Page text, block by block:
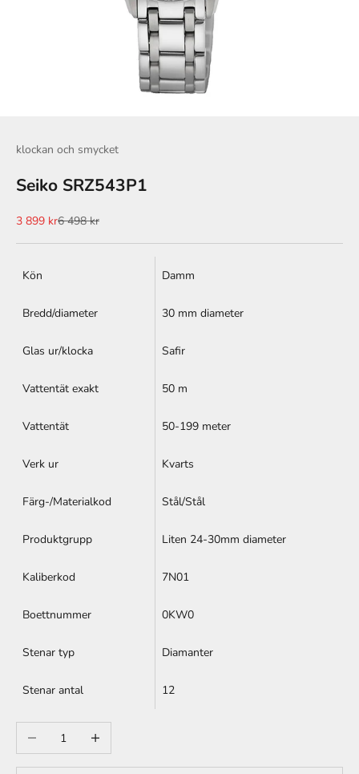
klockan och smycket
Seiko SRZ543P1
REA-pris
3 899 krPris
6 498 kr
Kön Damm
Bredd/diameter 30 mm diameter
Glas ur/klocka Safir
Vattentät exakt 50 m
Vattentät 50-199 meter
Verk ur Kvarts
Färg-/Materialkod Stål/Stål
Produktgrupp Liten 24-30mm diameter
Kaliberkod 7N01
Boettnummer 0KW0
Stenar typ Diamanter
Stenar antal 12
Minska antal Öka antal